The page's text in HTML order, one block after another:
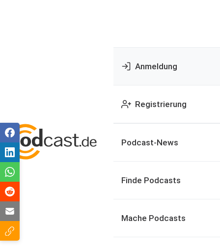
Anmeldung
Registrierung
Podcast-News
Finde Podcasts
Mache Podcasts